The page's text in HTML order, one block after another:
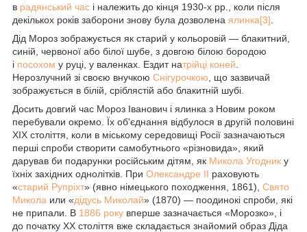
в радянський час і належить до кінця 1930-х рр., коли після
декількох років заборони знову була дозволена ялинка[3]
Дід Мороз зображується як старий у кольоровій — блакитний,
синій, червоної або білої шубе, з довгою білою бородою
і посохом у руці, у валенках. Ездит натрійці коней
Нерозлучний зі своєю внучкою Снігурочкою , що зазвичай
зображується в білій, сріблястій або блакитній шубі.
Досить довгий час Мороз Іванович і ялинка з Новим роком
перебували окремо. Їх об'єднання відбулося в другій половині
XIX століття, коли в міському середовищі Росії зазначаються
перші спроби створити самобутнього «різновида», який
дарував би подарунки російським дітям, як Микола Угодник у
їхніх західних однолітків. При Олександре II раховують
«старий Рупріхт» (явно німецького походження, 1861), Свято
Микола или «дідусь Миколай» (1870) — поодинокі спроби, які
не припали. В 1886 року вперше зазначається «Морозко», і
до початку XX століття вже складається знайомий образ Діда